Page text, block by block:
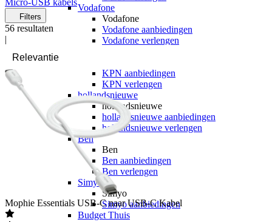
Vodafone
Vodafone
Vodafone aanbiedingen
Vodafone verlengen
KPN aanbiedingen
KPN verlengen
hollandsnieuwe
hollandsnieuwe
hollandsnieuwe aanbiedingen
hollandsnieuwe verlengen
Ben
Ben
Ben aanbiedingen
Ben verlengen
Simyo
Simyo
Simyo aanbiedingen
Budget Thuis
Micro-USB kabels
Filters
56 resultaten
|
Mophie Essentials USB-C naar USB-C Kabel